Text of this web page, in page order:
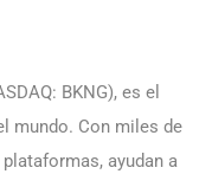
BKNG), es el
mundo. Con miles de
ayudan a